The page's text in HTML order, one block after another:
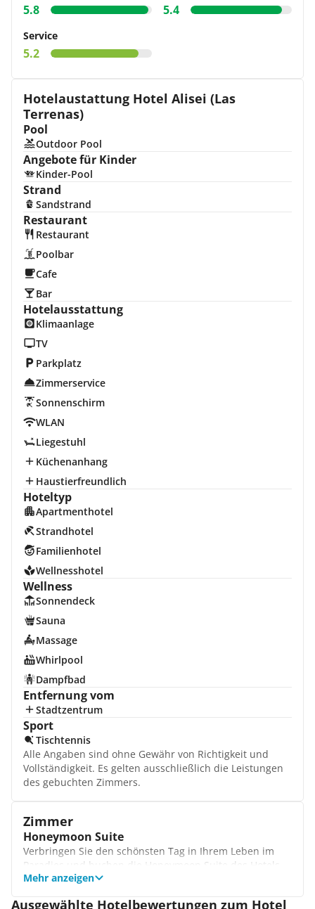
5.8 5.4
Service
5.2
Hotelaustattung Hotel Alisei (Las
Terrenas)
Pool
Outdoor Pool
Angebote für Kinder
Kinder-Pool
Strand
Sandstrand
Restaurant
Restaurant
Poolbar
Cafe
Bar
Hotelausstattung
Klimaanlage
TV
Parkplatz
Zimmerservice
Sonnenschirm
WLAN
Liegestuhl
Küchenanhang
Haustierfreundlich
Hoteltyp
Apartmenthotel
Strandhotel
Familienhotel
Wellnesshotel
Wellness
Sonnendeck
Sauna
Massage
Whirlpool
Dampfbad
Entfernung vom
Stadtzentrum
Sport
Tischtennis
Alle Angaben sind ohne Gewähr von Richtigkeit und
Vollständigkeit. Es gelten ausschließlich die Leistungen
des gebuchten Zimmers.
Zimmer
Honeymoon Suite
Verbringen Sie den schönsten Tag in Ihrem Leben im
Paradies und buchen die Honeymoon Suite des Hotels.
Hier genießen Sie die Zweisamkeit und die tolle
Mehr anzeigen
Ausgewählte Hotelbewertungen zum Hotel